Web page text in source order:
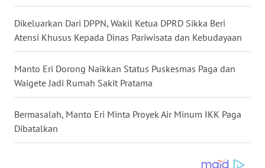
Dikeluarkan Dari DPPN, Wakil Ketua DPRD Sikka Beri
Atensi Khusus Kepada Dinas Pariwisata dan Kebudayaan
Manto Eri Dorong Naikkan Status Puskesmas Paga dan
Waigete Jadi Rumah Sakit Pratama
Bermasalah, Manto Eri Minta Proyek Air Minum IKK Paga
Dibatalkan
WN
SULSEL
WN
GORONTALO
WN
WN